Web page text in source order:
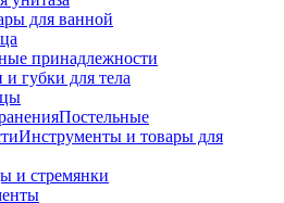
для ванной
принадлежности
губки для тела
Постельные
Инструменты и товары для
и стремянки